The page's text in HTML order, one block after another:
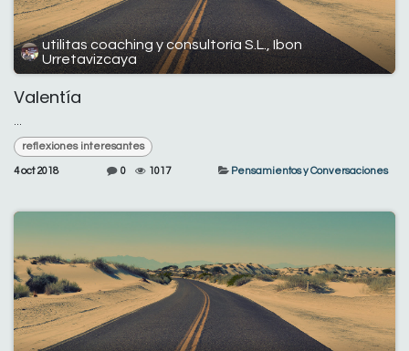
utilitas coaching y consultoría S.L., Ibon
Urretavizcaya
Valentía
...
reflexiones interesantes
4 oct 2018 0 1017 Pensamientos y Conversaciones